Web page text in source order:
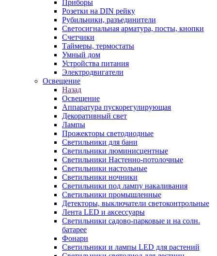
Приборы
Розетки на DIN рейку
Рубильники, разъединители
Светосигнальная арматура, посты, кнопки
Счетчики
Таймеры, термостаты
Умный дом
Устройства питания
Электродвигатели
Освещение
Назад
Освещение
Аппаратура пускорегулирующая
Декоративный свет
Лампы
Прожекторы светодиодные
Светильники для бани
Светильники люминисцентные
Светильники Настенно-потолочные
Светильники настольные
Светильники ночники
Светильники под лампу накаливания
Светильники промышленные
Детекторы, выключатели светоконтрольные
Лента LED и аксессуары
Светильники садово-парковые и на солн.
батарее
Фонари
Светильники и лампы LED для растений